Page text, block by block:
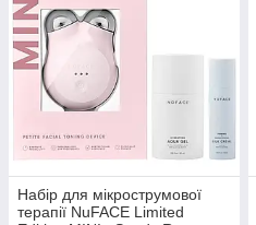
Набір для мікрострумової
терапії NuFACE Limited